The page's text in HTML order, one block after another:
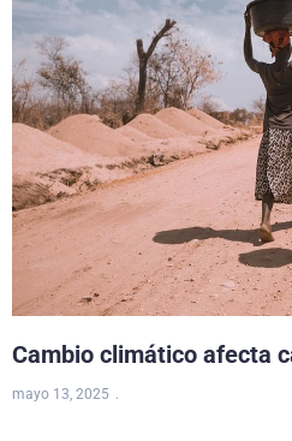
Cambio climático afecta
mayo 13, 2025